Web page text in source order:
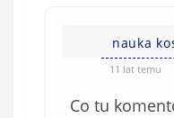
nauka
11 lat temu
Co tu